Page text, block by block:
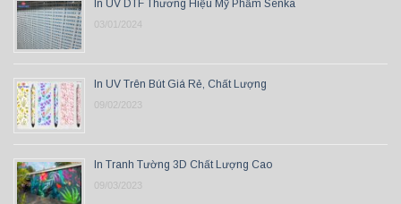
In UV DTF Thương Hiệu Mỹ Phẩm Senka
03/01/2024
In UV Trên Bút Giá Rẻ, Chất Lượng
09/02/2023
In Tranh Tường 3D Chất Lượng Cao
09/03/2023